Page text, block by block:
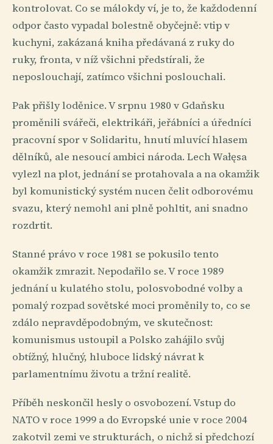
kontrolovat. Co se málokdy ví, je to, že každodenní
odpor často vypadal bolestně obyčejně: vtip v
kuchyni, zakázaná kniha předávaná z ruky do
ruky, fronta, v níž všichni předstírali, že
neposlouchají, zatímco všichni poslouchali.
Pak přišly loděnice. V srpnu 1980 v Gdaňsku
proměnili svářeči, elektrikáři, jeřábníci a úředníci
pracovní spor v Solidaritu, hnutí mluvící hlasem
dělníků, ale nesoucí ambici národa. Lech Wałęsa
vylezl na plot, jednání se protahovala a na okamžik
byl komunistický systém nucen čelit odborovému
svazu, který nemohl ani plně pohltit, ani snadno
rozdrtit.
Stanné právo v roce 1981 se pokusilo tento
okamžik zmrazit. Nepodařilo se. V roce 1989
jednání u kulatého stolu, polosvobodné volby a
pomalý rozpad sovětské moci proměnily to, co se
zdálo nepravděpodobným, ve skutečnost:
komunismus ustoupil a Polsko zahájilo svůj
obtížný, hlučný, hluboce lidský návrat k
parlamentnímu životu a tržní realitě.
Příběh neskončil hesly o osvobození. Vstup do
NATO v roce 1999 a do Evropské unie v roce 2004
zakotvil zemi ve strukturách, o nichž si předchozí